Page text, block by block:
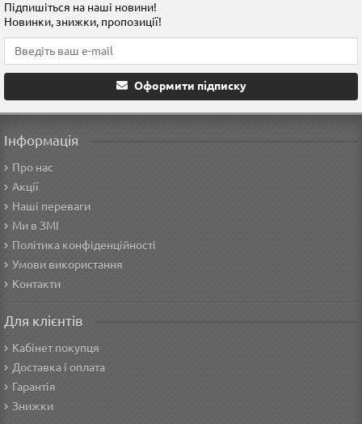
Підпишіться на наші новини!
Новинки, знижки, пропозиції!
Оформити підписку
Інформація
Про нас
Акції
Наші переваги
Ми в ЗМІ
Політика конфіденційності
Умови використання
Контакти
Для клієнтів
Кабінет покупця
Доставка і оплата
Гарантія
Знижки